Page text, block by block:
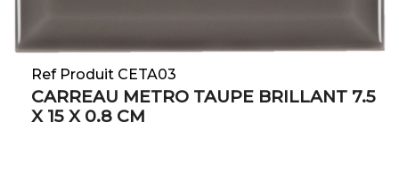
Ref Produit CETA03
CARREAU METRO TAUPE BRILLANT 7.5
X 15 X 0.8 CM